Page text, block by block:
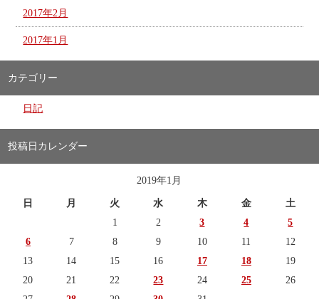
2017年2月
2017年1月
カテゴリー
日記
投稿日カレンダー
2019年1月
日 月 火 水 木 金
土
1
2 3 4
5
6
7 8 9 10 11
12
13
14 15 16 17 18
19
20
21 22 23 24 25
26